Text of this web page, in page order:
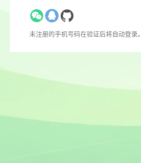
未注册的手机号码在验证后将自动登录。